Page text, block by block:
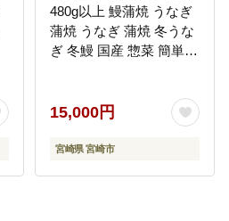
480g以上 鰻蒲焼 うなぎ
蒲焼 うなぎ 蒲焼 冬うな
ぎ 冬鰻 国産 惣菜 簡単調
すすめ 鰻楽
15,000円
宮崎県 宮崎市